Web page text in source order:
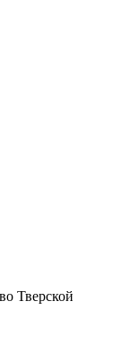
Тверской